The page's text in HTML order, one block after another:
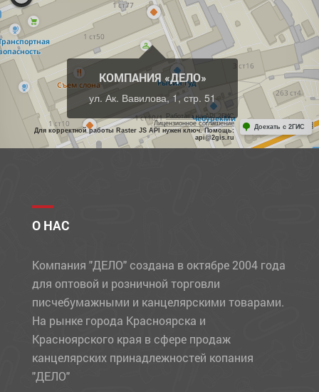
КОМПАНИЯ «ДЕЛО»
ул. Ак. Вавилова, 1, стр. 51
Работает на API 2ГИС
Лицензионное соглашение
Для корректной работы Raster JS API нужен ключ. Помощь:
api@2gis.ru
Доехать с 2ГИС
О НАС
Компания "ДЕЛО" создана в октябре 2004 года
для оптовой и розничной торговли
писчебумажными и канцелярскими товарами.
На рынке города Красноярска и
Красноярского края в сфере продаж
канцелярских принадлежностей копания
"ДЕЛО"